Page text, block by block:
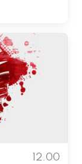
12.00